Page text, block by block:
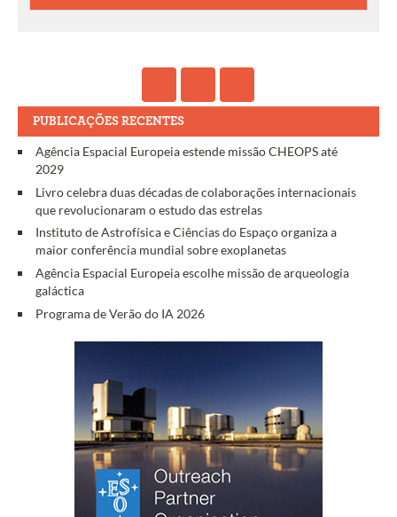
PUBLICAÇÕES RECENTES
Agência Espacial Europeia estende missão CHEOPS até
2029
Livro celebra duas décadas de colaborações internacionais
que revolucionaram o estudo das estrelas
Instituto de Astrofísica e Ciências do Espaço organiza a
maior conferência mundial sobre exoplanetas
Agência Espacial Europeia escolhe missão de arqueologia
galáctica
Programa de Verão do IA 2026